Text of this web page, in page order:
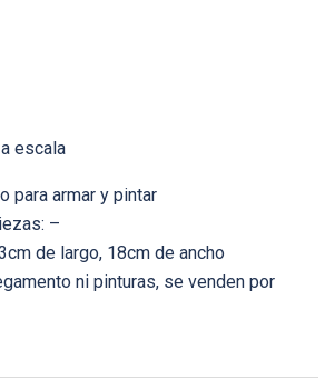
escala
para armar y pintar
–
de largo, 18cm de ancho
ni pinturas, se venden por